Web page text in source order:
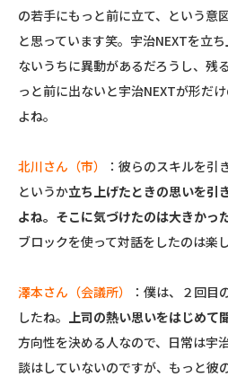
の若手にもっと前に立て、という意
と思っています笑。宇治NEXTを立
ないうちに異動があるだろうし、残
っと前に出ないと宇治NEXTが形だ
よね。
北川さん（市）
：彼らのスキルを引
というか立ち上げたときの思いを引
よね。そこに気づけたのは大きかっ
ブロックを使って対話をしたのは楽
澤本さん（会議所）
：僕は、２回目
したね。 上司の熱い思いをはじめて
方向性を決める人なので、日常は宇
談はしていないのですが、もっと彼